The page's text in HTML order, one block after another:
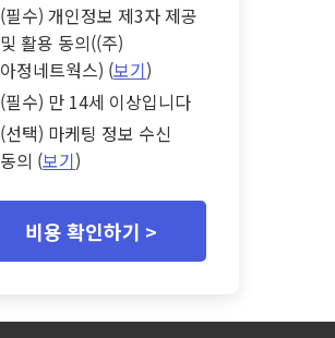
(필수) 개인정보 제3자 제공
및 활용 동의((주)
아정네트웍스) (보기)
(필수) 만 14세 이상입니다
(선택) 마케팅 정보 수신
동의 (보기)
비용 확인하기 >